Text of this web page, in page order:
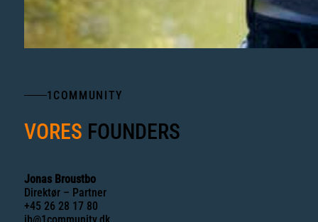
1COMMUNITY
VORES FOUNDERS
Jonas Broustbo
Direktør – Partner
+45 26 28 17 80
jb@1community.dk